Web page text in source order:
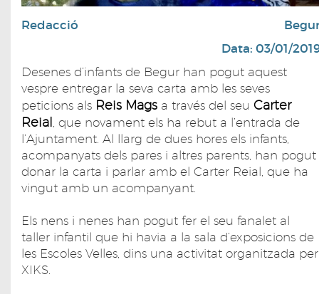
Redacció
Data: 03/01/
Desenes d’infants de Begur han pogut aquest
vespre entregar la seva carta amb les seves
peticions als Reis Mags a través del seu Carter
Reial
, que novament els ha rebut a l’entrada de
l’Ajuntament. Al llarg de dues hores els infants,
acompanyats dels pares i altres parents, han pogut
donar la carta i parlar amb el Carter Reial, que ha
vingut amb un acompanyant.
Els nens i nenes han pogut fer el seu fanalet al
taller infantil que hi havia a la sala d’exposicions de
les Escoles Velles, dins una activitat organitzada per
XIKS.